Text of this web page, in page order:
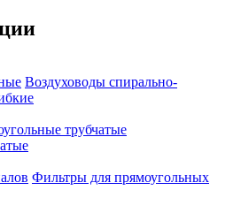
Воздуховоды спирально-
трубчатые
Фильтры для прямоугольных